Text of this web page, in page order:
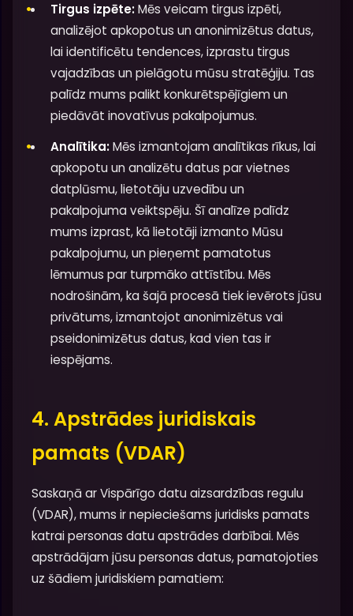
Tirgus izpēte:Mēs veicam tirgus izpēti,
analizējot apkopotus un anonimizētus datus,
lai identificētu tendences, izprastu tirgus
vajadzības un pielāgotu mūsu stratēģiju. Tas
palīdz mums palikt konkurētspējīgiem un
piedāvāt inovatīvus pakalpojumus.
Analītika:Mēs izmantojam analītikas rīkus, lai
apkopotu un analizētu datus par vietnes
datplūsmu, lietotāju uzvedību un
pakalpojuma veiktspēju. Šī analīze palīdz
mums izprast, kā lietotāji izmanto Mūsu
pakalpojumu, un pieņemt pamatotus
lēmumus par turpmāko attīstību. Mēs
nodrošinām, ka šajā procesā tiek ievērots jūsu
privātums, izmantojot anonimizētus vai
pseidonimizētus datus, kad vien tas ir
iespējams.
4. Apstrādes juridiskais
pamats (VDAR)
Saskaņā ar Vispārīgo datu aizsardzības regulu
(VDAR), mums ir nepieciešams juridisks pamats
katrai personas datu apstrādes darbībai. Mēs
apstrādājam jūsu personas datus, pamatojoties
uz šādiem juridiskiem pamatiem: